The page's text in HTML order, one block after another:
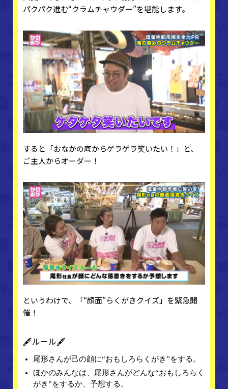
パクパク進む“クラムチャウダー”を堪能します。
すると「おなかの底からゲラゲラ笑いたい！」と、
ご主人からオーダー！
というわけで、「“顔面”らくがきクイズ」を緊急開
催！
🖋ルール🖋
尾形さんが己の顔に“おもしろらくがき”をする。
ほかのみんなは、尾形さんがどんな“おもしろらく
がき”をするか、予想する。